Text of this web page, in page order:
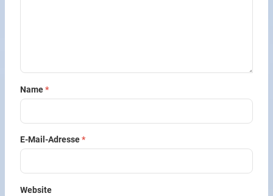
Name*
E-Mail-Adresse*
Website